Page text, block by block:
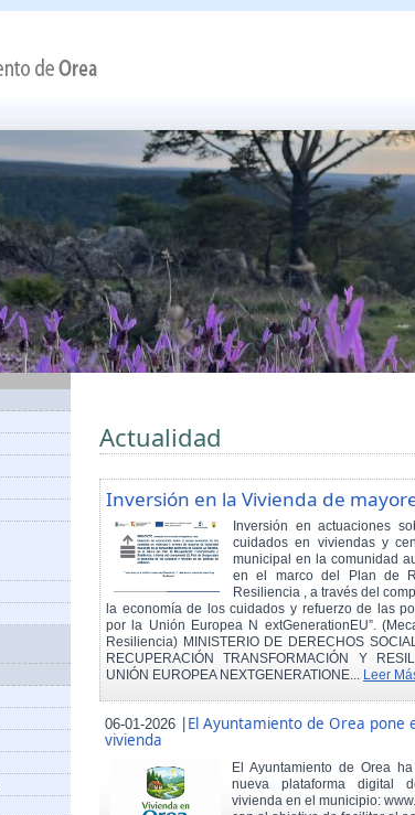
Actualidad
Inversión en la Vivienda de
Inversión en actuaciones
cuidados en viviendas y
municipal en la comunidad
en el marco del Plan de
Resiliencia , a través del
la economía de los cuidados y refuerzo de las
por la Unión Europea N extGenerationEU”.
Resiliencia) MINISTERIO DE DERECHOS
RECUPERACIÓN TRANSFORMACIÓN Y
UNIÓN EUROPEA NEXTGENERATIONE... Leer
06-01-2026 |El Ayuntamiento de Orea pone
vivienda
El Ayuntamiento de Orea
nueva plataforma digital
vivienda en el municipio: